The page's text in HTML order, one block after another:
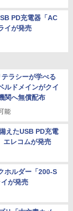
PD充電器「AC
イが発売
ラシーが学べる
ルドメインがクイ
関へ無償配布
能
えたUSB PD充電
エレコムが発売
ホルダー「200-S
が発売